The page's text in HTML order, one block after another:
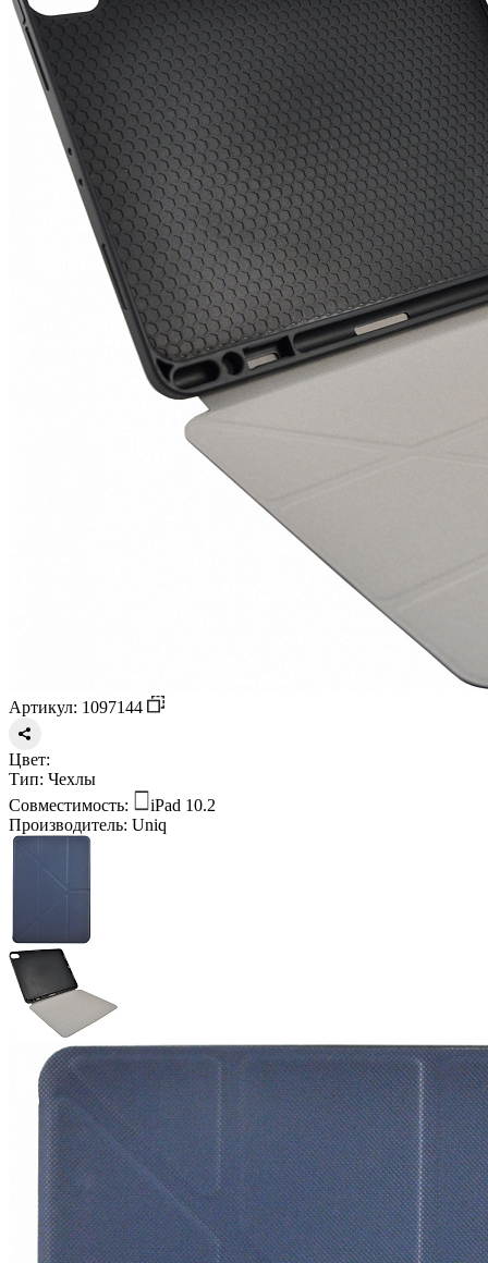
Артикул: 1097144
Цвет:
Тип: Чехлы
Совместимость:
iPad 10.2
Производитель: Uniq